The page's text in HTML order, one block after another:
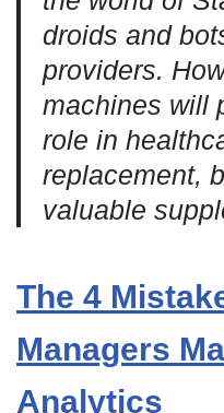
droids and
providers.
machines will
role in
replacement,
valuable
The 4
Managers
Analytics